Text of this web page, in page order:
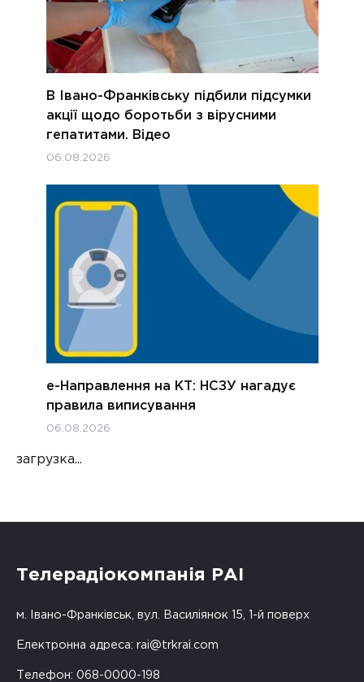
В Івано-Франківську підбили підсумки
акції щодо боротьби з вірусними
гепатитами. Відео
06.08.2026
е-Направлення на КТ: НСЗУ нагадує
правила виписування
06.08.2026
загрузка...
Телерадіокомпанія РАІ
м. Івано-Франківськ, вул. Василіянок 15, 1-й поверх
Електронна адреса: rai@trkrai.com
Телефон: 068-0000-198